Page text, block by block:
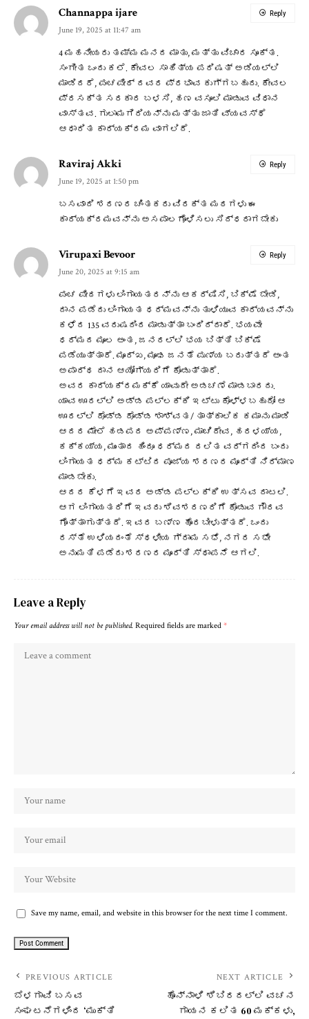
Channappa ijare
June 19, 2025 at 11:47 am
4 ಮಹನೀಯರು ತಮ್ಮ ಮನದ ಮಾತು, ಮತ್ತು ವಿಚಾರ ಸೂಕ್ತ.
ಸಂಗೀತ ಒಂದು ಕಲೆ. ಕೇವಲ ಸಾಹಿತ್ಯ ಪರಿಷತ್ ಅಡಿಯಲ್ಲಿ
ಮಾಡಿದರೆ, ಪಂಚಪೀಠ್ ದವರ ಪ್ರಭಾವ ಕುಗ್ಗಬಹುದು. ಕೇವಲ
ಪ್ರಸಕ್ತ ಸರಕಾರ ಬಳಸಿ, ಹಣ ವಸೂಲಿ ಮಾಡುವ ವಿಧಾನ
ವಾಸ್ತವ. ಗುಲಾಮಗಿರಿಯನ್ನು ಮತ್ತು ಜಾತಿ ವ್ಯವಸ್ಥೆ
ಆಧಾರಿತ ಕಾರ್ಯಕ್ರಮ ವಾಗಲಿದೆ.
Reply
Raviraj Akki
June 19, 2025 at 1:50 pm
ಬಸವಾದಿ ಶರಣರ ಚಿಂತಕರು ವಿರಕ್ತ ಮಠಗಳು ಈ
ಕಾರ್ಯಕ್ರಮವನ್ನು ಅಸಪಾಲಗೊಳಿಸಲು ಸಿದ್ಧರಾಗಬೇಕು
Reply
Virupaxi Bevoor
June 20, 2025 at 9:15 am
ಪಂಚ ಪೀಠಗಳು ಲಿಂಗಾಯತರನ್ನು ಆಕರ್ಷಿಸಿ, ಬಿಕ್ಷೆ ಬೇಡಿ,
ದಾನ ಪಡೆದು ಲಿಂಗಾಯತ ಧರ್ಮವನ್ನು ತುಳಿಯುವ ಕಾರ್ಯವನ್ನು
ಕಳೆದ 135 ವರುಷದಿಂದ ಮಾಡುತ್ತಾ ಬಂದಿದ್ದಾರೆ. ಭಯವೇ
ಧರ್ಮದ ಮೂಲ ಅಂತ, ಜನರಲ್ಲಿ ಭಯ ಬಿತ್ತಿ ಬಿಕ್ಷೆ
ಪಡೆಯುತ್ತಾರೆ. ಮೂರ್ಖ, ಮೂಢ ಜನತೆ ಪುಣ್ಯ ಬರುತ್ತದೆ ಅಂತ
ಅಪಾರ್ಥ ದಾನ ಆಯೋಗ್ಯರಿಗೆ ಕೊಡುತ್ತಾರೆ.
ಅವರ ಕಾರ್ಯಕ್ರಮಕ್ಕೆ ಯಾವುದೇ ಅಡಚಣೆ ಮಾಡಬಾರದು.
ಯಾವ ಊರಲ್ಲಿ ಅಡ್ಡ ಪಲ್ಲಕ್ಕಿ ಇಟ್ಟು ಕೊಳ್ಳಬಹುದೋ ಆ
ಊರಲ್ಲಿ ದೊಡ್ಡ ದೊಡ್ಡ ಶಾಶ್ವತ/ ತಾತ್ಕಾಲಿಕ ಕಮಾನು ಮಾಡಿ
ಆದರ ಮೇಲೆ ಹಡಪದ ಅಪ್ಪಣ್ಣ, ಮಾಚಿದೇವ, ಹರಳಯ್ಯ,
ಕಕ್ಕಯ್ಯ, ಮುಂತಾದ ಹಿಂದೂ ಧರ್ಮದ ದಲಿತ ವರ್ಗದಿಂದ ಬಂದು
ಲಿಂಗಾಯತ ಧರ್ಮ ಕಟ್ಟಿದ ಪೂಜ್ಯ ಶರಣರ ಮೂರ್ತಿ ನಿರ್ಮಾಣ
ಮಾಡಬೇಕು.
ಆದರ ಕೆಳಗೆ ಇವರ ಅಡ್ಡ ಪಲ್ಲಕ್ಕಿ ಉತ್ಸವ ದಾಟಲಿ.
ಆಗ ಲಿಂಗಾಯತರಿಗೆ ಇವರು ಶಿವಶರಣರಿಗೆ ಕೊಡುವ ಗೌರವ
ಗೊತ್ತಾಗುತ್ತದೆ. ಇವರ ಬಣ್ಣ ಹೊರಬೀಳುತ್ತದೆ. ಒಂದು
ರಸ್ತೆ ಉಳಿಯದಂತೆ ಸ್ಥಳೀಯ ಗ್ರಾಮ ಸಭೆ, ನಗರ ಸಭೇ
ಅನುಮತಿ ಪಡೆದು ಶರಣರ ಮೂರ್ತಿ ಸ್ಥಾಪನೆ ಆಗಲಿ.
Reply
Leave a Reply
Your email address will not be published. Required fields are marked *
Save my name, email, and website in this browser for the next time I comment.
PREVIOUS ARTICLE
ಬೆಳಗಾವಿ ಬಸವ
ಸಂಘಟನೆಗಳಿಂದ ‘ಮುಕ್ತಿ
NEXT ARTICLE
ಹೊನ್ನಾಳಿ ಶಿಬಿರದಲ್ಲಿ ವಚನ
ಗಾಯನ ಕಲಿತ 60 ಮಕ್ಕಳು,